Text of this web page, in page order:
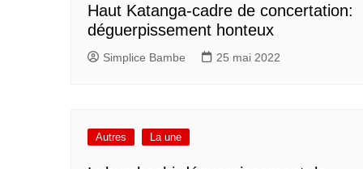
Haut Katanga-cadre de concertation:
déguerpissement honteux
Simplice Bambe 25 mai 2022
Autres La une